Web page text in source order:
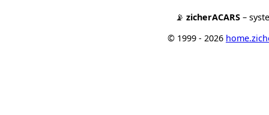
📡 zicherACARS –
© 1999 - 2026